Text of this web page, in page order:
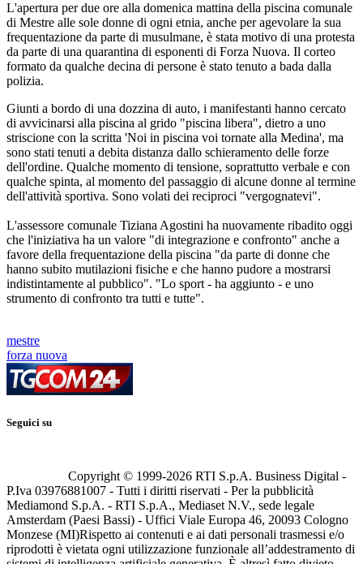
L'apertura per due ore alla domenica mattina della piscina comunale
di Mestre alle sole donne di ogni etnia, anche per agevolare la sua
frequentazione da parte di musulmane, è stata motivo di una protesta
da parte di una quarantina di esponenti di Forza Nuova. Il corteo
formato da qualche decina di persone è stato tenuto a bada dalla
polizia.
Giunti a bordo di una dozzina di auto, i manifestanti hanno cercato
di avvicinarsi alla piscina al grido "piscina libera", dietro a uno
striscione con la scritta 'Noi in piscina voi tornate alla Medina', ma
sono stati tenuti a debita distanza dallo schieramento delle forze
dell'ordine. Qualche momento di tensione, soprattutto verbale e con
qualche spinta, al momento del passaggio di alcune donne al termine
dell'attività sportiva. Sono volati dei reciproci "vergognatevi".
L'assessore comunale Tiziana Agostini ha nuovamente ribadito oggi
che l'iniziativa ha un valore "di integrazione e confronto" anche a
favore della frequentazione della piscina "da parte di donne che
hanno subito mutilazioni fisiche e che hanno pudore a mostrarsi
indistintamente al pubblico". "Lo sport - ha aggiunto - e uno
strumento di confronto tra tutti e tutte".
mestre
forza nuova
Seguici su
Copyright © 1999-2026 RTI S.p.A. Business Digital -
P.Iva 03976881007 - Tutti i diritti riservati - Per la pubblicità
Mediamond S.p.A. - RTI S.p.A., Mediaset N.V., sede legale
Amsterdam (Paesi Bassi) - Uffici Viale Europa 46, 20093 Cologno
Monzese (MI)Rispetto ai contenuti e ai dati personali trasmessi e/o
riprodotti è vietata ogni utilizzazione funzionale all’addestramento di